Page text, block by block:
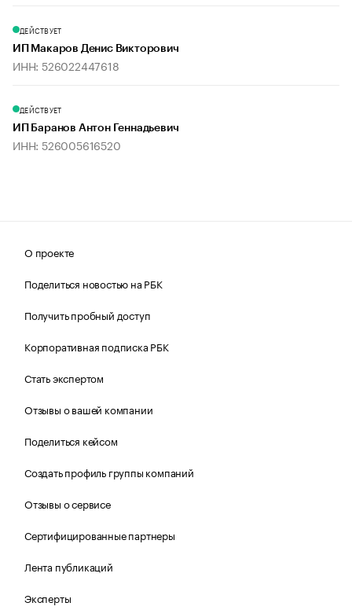
ДЕЙСТВУЕТ
ИП Макаров Денис Викторович
ИНН: 526022447618
ДЕЙСТВУЕТ
ИП Баранов Антон Геннадьевич
ИНН: 526005616520
О проекте
Поделиться новостью на РБК
Получить пробный доступ
Корпоративная подписка РБК
Стать экспертом
Отзывы о вашей компании
Поделиться кейсом
Создать профиль группы компаний
Отзывы о сервисе
Сертифицированные партнеры
Лента публикаций
Эксперты